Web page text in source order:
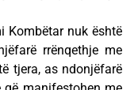
Kombëtar nuk është
rrënqethje me
tjera, as ndonjëfarë